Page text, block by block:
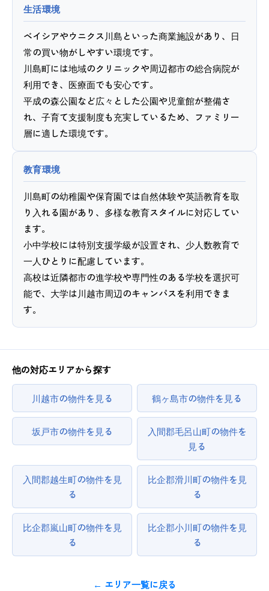
生活環境
ベイシアやウニクス川島といった商業施設があり、日
常の買い物がしやすい環境です。
川島町には地域のクリニックや周辺都市の総合病院が
利用でき、医療面でも安心です。
平成の森公園など広々とした公園や児童館が整備さ
れ、子育て支援制度も充実しているため、ファミリー
層に適した環境です。
教育環境
川島町の幼稚園や保育園では自然体験や英語教育を取
り入れる園があり、多様な教育スタイルに対応してい
ます。
小中学校には特別支援学級が設置され、少人数教育で
一人ひとりに配慮しています。
高校は近隣都市の進学校や専門性のある学校を選択可
能で、大学は川越市周辺のキャンパスを利用できま
す。
他の対応エリアから探す
川越市の物件を見る 鶴ヶ島市の物件を見る
坂戸市の物件を見る
入間郡毛呂山町の物件を
見る
入間郡越生町の物件を見
る
比企郡滑川町の物件を見
る
比企郡嵐山町の物件を見
る
比企郡小川町の物件を見
る
← エリア一覧に戻る